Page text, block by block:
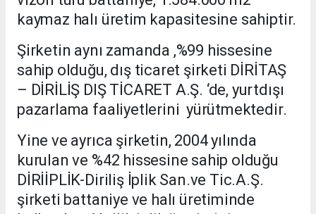
kaymaz halı üretim kapasitesine sahiptir.
Şirketin aynı zamanda ,%99 hissesine
sahip olduğu, dış ticaret şirketi DİRİTAŞ
– DİRİLİŞ DIŞ TİCARET A.Ş. ‘de, yurtdışı
pazarlama faaliyetlerini yürütmektedir.
Yine ve ayrıca şirketin, 2004 yılında
kurulan ve %42 hissesine sahip olduğu
DİRİİPLİK-Diriliş İplik San.ve Tic.A.Ş.
şirketi battaniye ve halı üretiminde